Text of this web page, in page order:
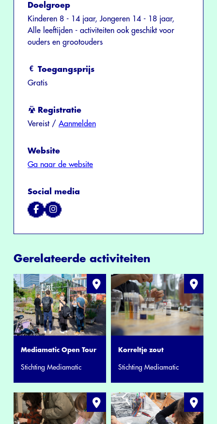
Doelgroep
Kinderen 8 - 14 jaar, Jongeren 14 - 18 jaar,
Alle leeftijden - activiteiten ook geschikt voor
ouders en grootouders
Toegangsprijs
Gratis
Registratie
Vereist / Aanmelden
Website
Ga naar de website
Social media
Gerelateerde activiteiten
Mediamatic Open Tour
Stichting Mediamatic
Korreltje zout
Stichting Mediamatic